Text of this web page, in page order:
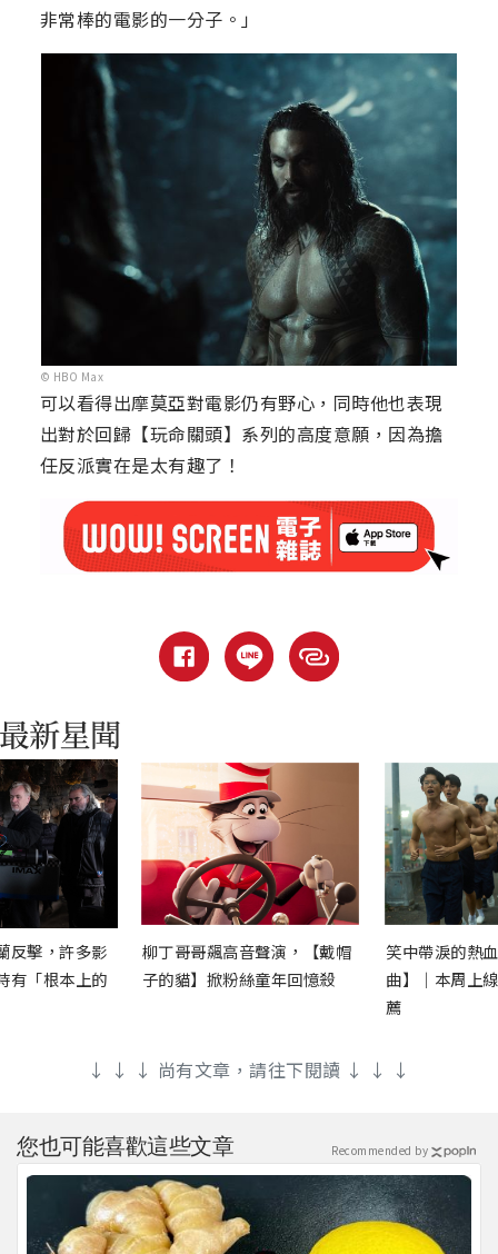
非常棒的電影的一分子。」
© HBO Max
可以看得出摩莫亞對電影仍有野心，同時他也表現
出對於回歸【玩命關頭】系列的高度意願，因為擔
任反派實在是太有趣了！
反擊，許多影
有「根本上的
柳丁哥哥飆高音聲演，【戴帽
子的貓】掀粉絲童年回憶殺
笑中帶淚的熱
曲】｜本周上
薦
↓ ↓ ↓ 尚有文章，請往下閱讀 ↓ ↓ ↓
您也可能喜歡這些文章 Recommended by